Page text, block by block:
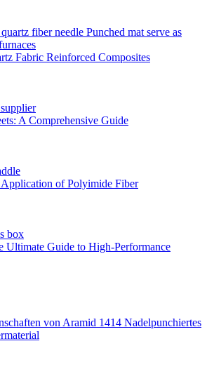
Fabric Reinforced Composites
A Comprehensive Guide
Application of Polyimide Fiber
Ultimate Guide to High-Performance
von Aramid 1414 Nadelpunchiertes